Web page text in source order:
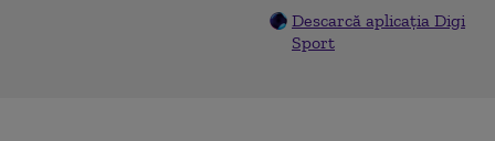
Descarcă aplicația Digi
Sport